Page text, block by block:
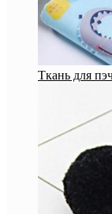
Ткань для